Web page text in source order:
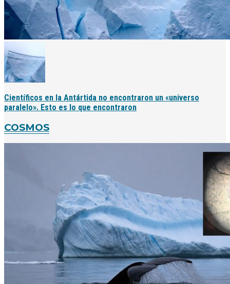
Científicos en la Antártida no encontraron un «universo
paralelo». Esto es lo que encontraron
COSMOS